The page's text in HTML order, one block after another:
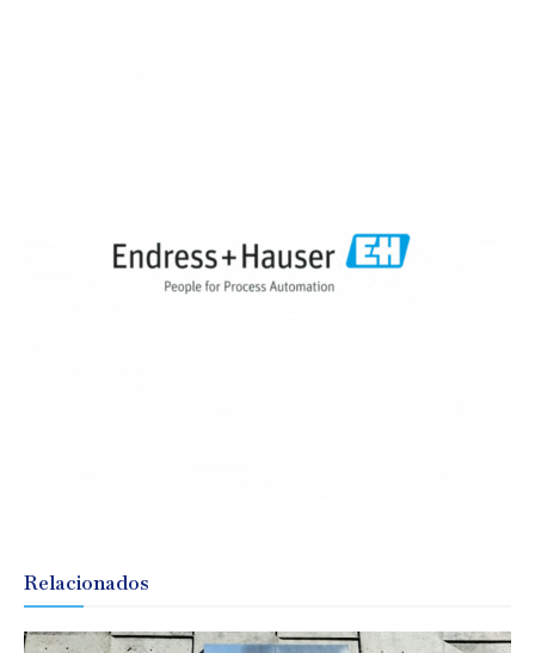
Relacionados